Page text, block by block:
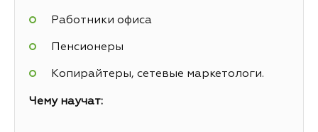
Работники офиса
Пенсионеры
Копирайтеры, сетевые маркетологи.
Чему научат: